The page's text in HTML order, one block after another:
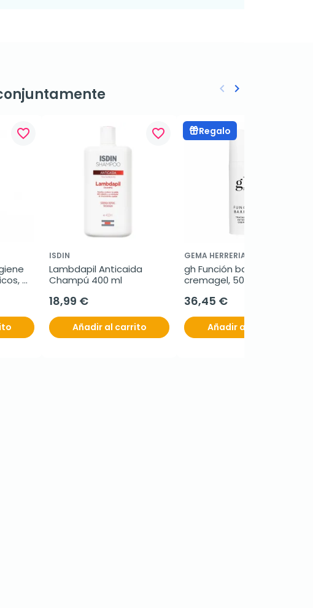
favorite_border favorite_border
ISDIN
Lambdapil Anticaida
Champú 400 ml
18,99 €
Añadir al carrito
Regalo
GEMA HERRERIAS
gh Función barrera
cremagel, 50 ml
36,45 €
Añadir al carrito
Anterior
keyboard_arrow_left Siguiente
keyboard_arrow_right